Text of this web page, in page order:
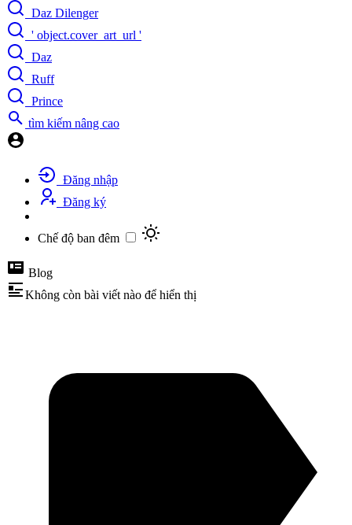
Daz Dilenger
' object.cover_art_url '
Daz
Ruff
Prince
tìm kiếm nâng cao
Đăng nhập
Đăng ký
Chế độ ban đêm
Blog
Không còn bài viết nào để hiển thị